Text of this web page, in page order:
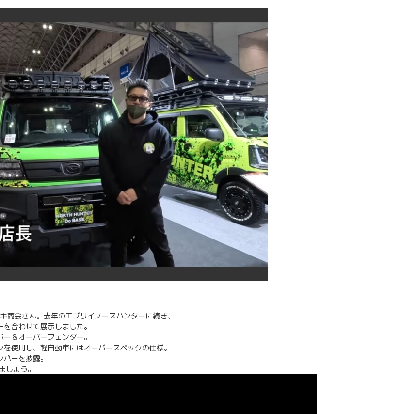
会さん。去年のエブリイノースハンターに続き、
合わせて展示しました。
＆オーバーフェンダー。
使用し、軽自動車にはオーバースペックの仕様。
ーを披露。
しょう。